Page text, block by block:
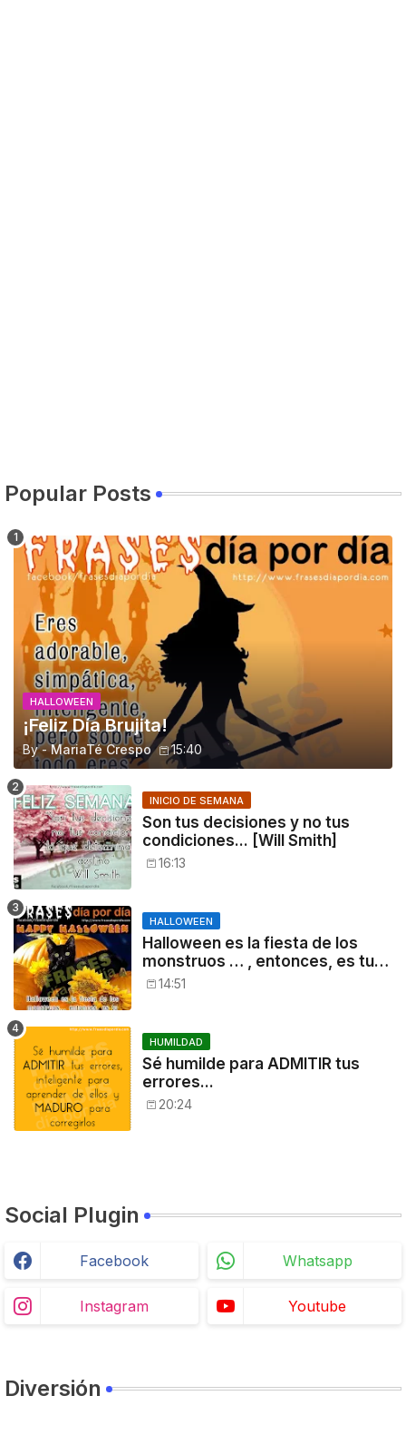
Popular Posts
HALLOWEEN
¡Feliz Día Brujita!
By - MariaTé Crespo 15:40
INICIO DE SEMANA
Son tus decisiones y no tus
condiciones... [Will Smith]
16:13
HALLOWEEN
Halloween es la fiesta de los
monstruos … , entonces, es tu
noche: a disfrutar!
14:51
HUMILDAD
Sé humilde para ADMITIR tus
errores...
20:24
Social Plugin
Facebook Whatsapp
Instagram Youtube
Diversión